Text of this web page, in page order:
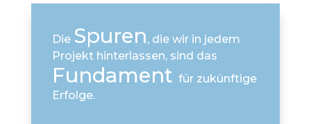
Die Spuren, die wir in jedem
Projekt hinterlassen, sind das
Funda­ment für zukünftige
Erfolge.